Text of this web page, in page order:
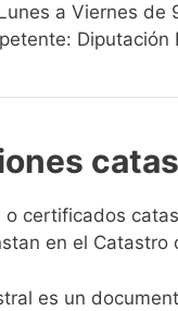
a Viernes de
Diputación
certificados
en el
es un